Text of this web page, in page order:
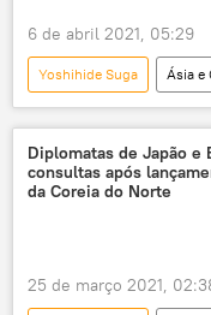
6 de abril 2021, 05:29
Yoshihide Suga Ásia e
Notícias
Japão
mar do Sul da China
Joe Biden
cúpula
Diplomatas de Japão e
consultas após
da Coreia do Norte
25 de março 2021,